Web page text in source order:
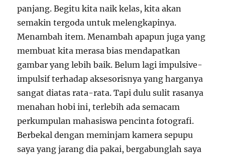
panjang. Begitu kita naik kelas, kita akan
semakin tergoda untuk melengkapinya.
Menambah item. Menambah apapun juga yang
membuat kita merasa bias mendapatkan
gambar yang lebih baik. Belum lagi impulsive-
impulsif terhadap aksesorisnya yang harganya
sangat diatas rata-rata. Tapi dulu sulit rasanya
menahan hobi ini, terlebih ada semacam
perkumpulan mahasiswa pencinta fotografi.
Berbekal dengan meminjam kamera sepupu
saya yang jarang dia pakai, bergabunglah saya